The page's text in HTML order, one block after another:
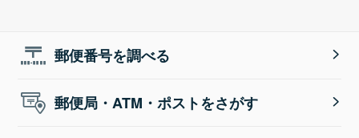
郵便番号を調べる
郵便局・ATM・ポストをさがす